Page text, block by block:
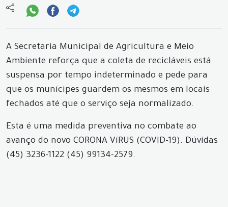
A Secretaria Municipal de Agricultura e Meio
Ambiente reforça que a coleta de recicláveis está
suspensa por tempo indeterminado e pede para
que os munícipes guardem os mesmos em locais
fechados até que o serviço seja normalizado.
Esta é uma medida preventiva no combate ao
avanço do novo CORONA VíRUS (COVID-19). Dúvidas
(45) 3236-1122 (45) 99134-2579.